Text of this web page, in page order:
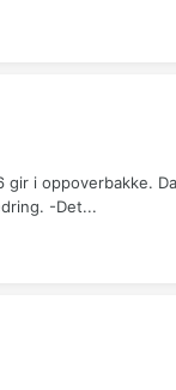
i oppoverbakke.
-Det...